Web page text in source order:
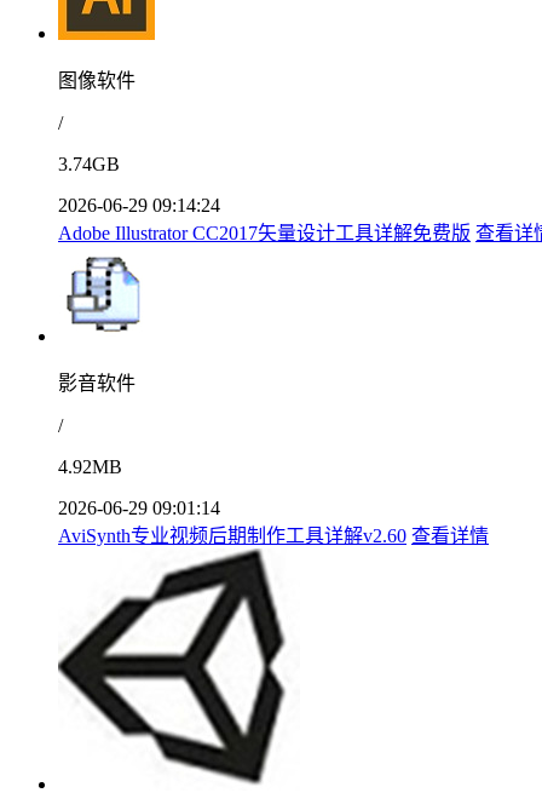
图像软件
/
3.74GB
2026-06-29 09:14:24
Adobe Illustrator CC2017矢量设计工具详解免费版 查看详
影音软件
/
4.92MB
2026-06-29 09:01:14
AviSynth专业视频后期制作工具详解v2.60 查看详情